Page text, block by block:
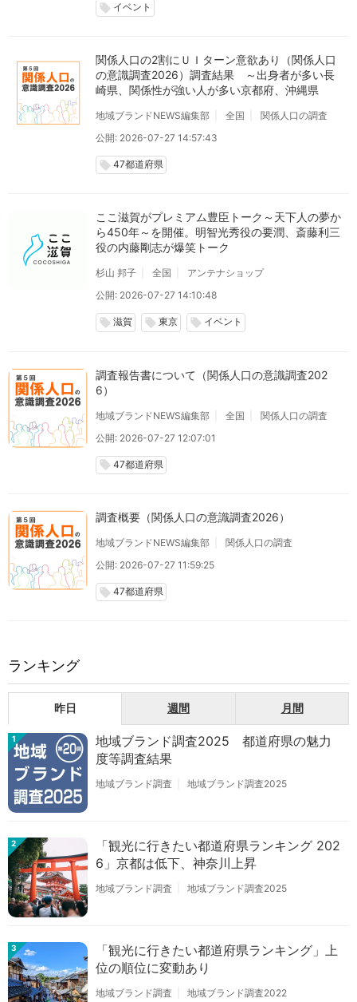
local_offer イベント
関係人口の2割にＵＩターン意欲あり（関係人口
の意識調査2026）調査結果 ～出身者が多い長
崎県、関係性が強い人が多い京都府、沖縄県
地域ブランドNEWS編集部 全国
関係人口の調査
公開: 2026-07-27 14:57:43
local_offer 47都道府県
ここ滋賀がプレミアム豊臣トーク～天下人の夢か
ら450年～を開催。明智光秀役の要潤、斎藤利三
役の内藤剛志が爆笑トーク
杉山 邦子 全国
アンテナショップ
公開: 2026-07-27 14:10:48
local_offer 滋賀 local_offer 東京 local_offer イベント
調査報告書について（関係人口の意識調査202
6）
地域ブランドNEWS編集部 全国
関係人口の調査
公開: 2026-07-27 12:07:01
local_offer 47都道府県
調査概要（関係人口の意識調査2026）
地域ブランドNEWS編集部
関係人口の調査
公開: 2026-07-27 11:59:25
local_offer 47都道府県
ランキング
昨日 週間 月間
1
地域ブランド調査2025 都道府県の魅力
度等調査結果
地域ブランド調査 地域ブランド調査2025
2
「観光に行きたい都道府県ランキング 202
6」京都は低下、神奈川上昇
地域ブランド調査 地域ブランド調査2025
3
「観光に行きたい都道府県ランキング」上
位の順位に変動あり
地域ブランド調査 地域ブランド調査2022